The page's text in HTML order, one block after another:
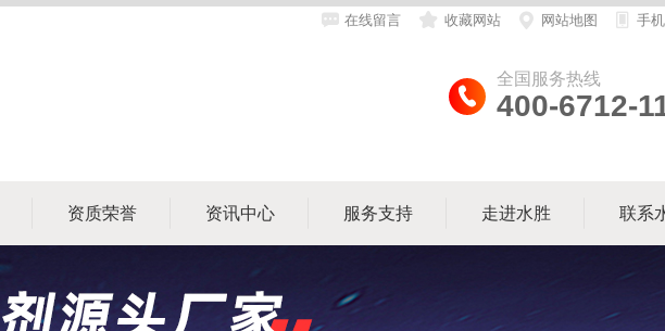
在线留言 收藏网站 网站地图 手
全国服务热线
400-6712-
资质荣誉 资讯中心 服务支持 走进水胜 联系